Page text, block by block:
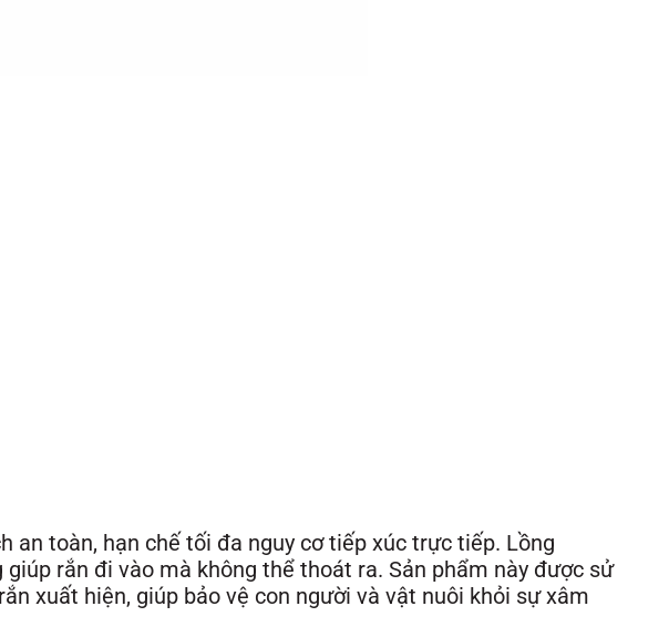
toàn, hạn chế tối đa nguy cơ tiếp xúc trực tiếp. Lồng
rắn đi vào mà không thể thoát ra. Sản phẩm này được sử
xuất hiện, giúp bảo vệ con người và vật nuôi khỏi sự xâm